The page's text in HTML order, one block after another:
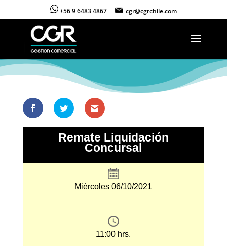
+56 9 6483 4867 cgr@cgrchile.com
Remate Liquidación
Concursal
Miércoles 06/10/2021
11:00 hrs.